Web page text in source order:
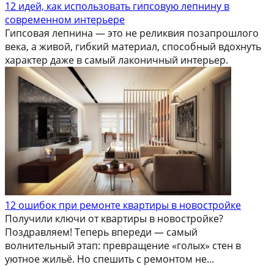
12 идей, как использовать гипсовую лепнину в
современном интерьере
Гипсовая лепнина — это не реликвия позапрошлого
века, а живой, гибкий материал, способный вдохнуть
характер даже в самый лаконичный интерьер.
12 ошибок при ремонте квартиры в новостройке
Получили ключи от квартиры в новостройке?
Поздравляем! Теперь впереди — самый
волнительный этап: превращение «голых» стен в
уютное жильё. Но спешить с ремонтом не...